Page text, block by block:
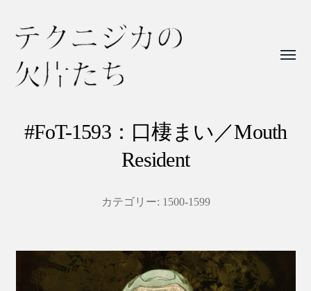
ニ
片
#FoT-1593：口棲まい／Mouth
Resident
カテゴリー: 1500-1599